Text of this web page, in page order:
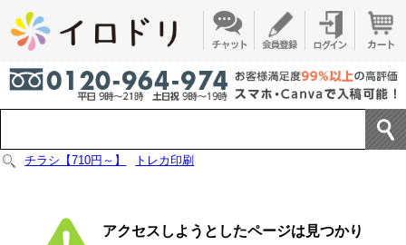
チラシ【710円～】 トレカ印刷
アクセスしようとしたページは見つかり